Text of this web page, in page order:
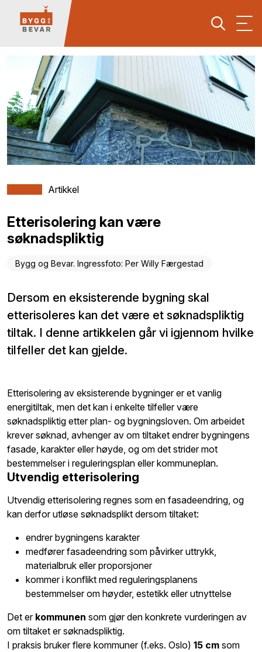
Artikkel
Etterisolering kan være
søknadspliktig
Bygg og Bevar. Ingressfoto: Per Willy Færgestad
Dersom en eksisterende bygning skal
etterisoleres kan det være et søknadspliktig
tiltak. I denne artikkelen går vi igjennom hvilke
tilfeller det kan gjelde.
Etterisolering av eksisterende bygninger er et vanlig
energitiltak, men det kan i enkelte tilfeller være
søknadspliktig etter plan- og bygningsloven. Om arbeidet
krever søknad, avhenger av om tiltaket endrer bygningens
fasade, karakter eller høyde, og om det strider mot
bestemmelser i reguleringsplan eller kommuneplan.
Utvendig etterisolering
Utvendig etterisolering regnes som en fasadeendring, og
kan derfor utløse søknadsplikt dersom tiltaket:
endrer bygningens karakter
medfører fasadeendring som påvirker uttrykk,
materialbruk eller proporsjoner
kommer i konflikt med reguleringsplanens
bestemmelser om høyder, estetikk eller utnyttelse
Det er kommunen som gjør den konkrete vurderingen av
om tiltaket er søknadspliktig.
I praksis bruker flere kommuner (f.eks. Oslo) 15 cm som